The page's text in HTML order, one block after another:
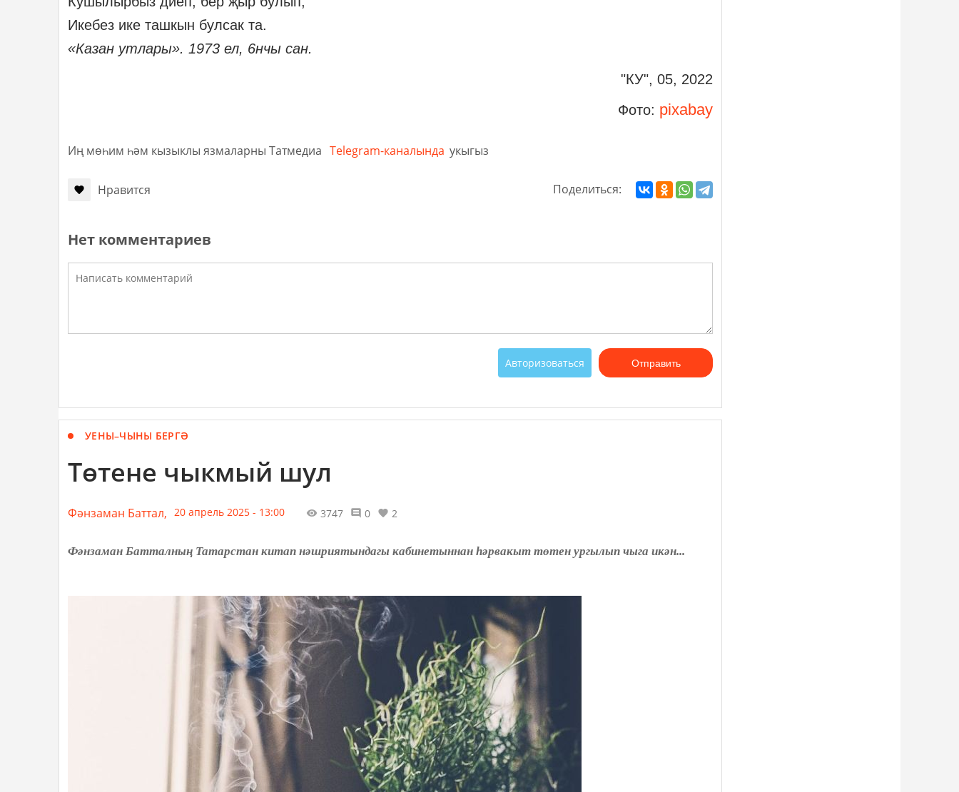
Икебез ике ташкын булсак та.
«Казан утлары». 1973 ел, 6нчы сан.
"КУ", 05, 2022
Фото: pixabay
Иң мөһим һәм кызыклы язмаларны Татмедиа Telegram-каналында укыгыз
Нравится Поделиться:
Нет комментариев
Авторизоваться Отправить
УЕНЫ–ЧЫНЫ БЕРГӘ
Төтене чыкмый шул
Фәнзаман Баттал, 20 апрель 2025 - 13:00 3747 0 2
Фәнзаман Батталның Татарстан китап нәшриятындагы кабинетыннан һәрвакыт төтен ургылып чыга икән...